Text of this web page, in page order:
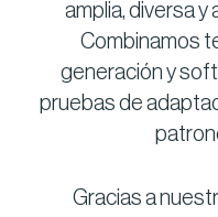
amplia, diversa y
Combinamos
generación y
pruebas de
Gracias a